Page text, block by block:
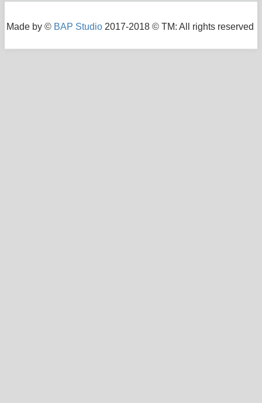
Made by © BAP Studio 2017-2018 © TM: All rights reserved